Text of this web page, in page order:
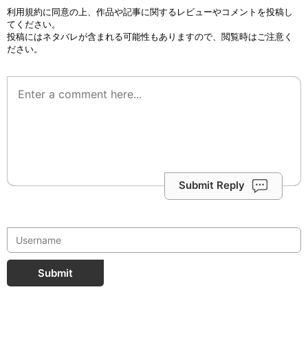
利用規約に同意の上、作品や記事に関するレビューやコメントを投稿し
てください。
投稿にはネタバレが含まれる可能性もありますので、閲覧時はご注意く
ださい。
Submit Reply
Submit